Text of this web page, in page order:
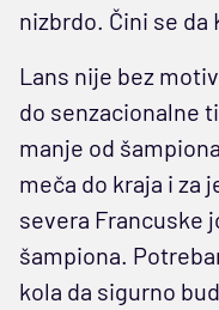
nizbrdo. Čini se da
Lans nije bez
do senzacionalne
manje od
meča do kraja i za
severa Francuske
šampiona.
kola da sigurno